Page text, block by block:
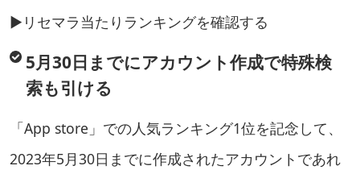
▶︎リセマラ当たりランキングを確認する
5月30日までにアカウント作成で特殊検
索も引ける
「App store」での人気ランキング1位を記念して、
2023年5月30日までに作成されたアカウントであれ